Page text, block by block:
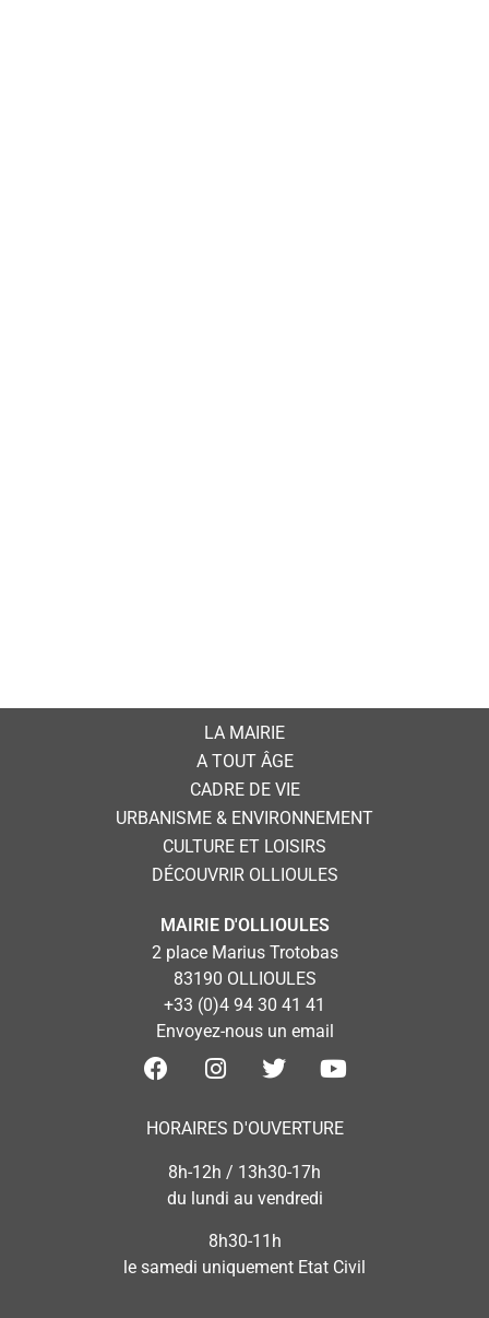
LA MAIRIE
A TOUT ÂGE
CADRE DE VIE
URBANISME & ENVIRONNEMENT
CULTURE ET LOISIRS
DÉCOUVRIR OLLIOULES
MAIRIE D'OLLIOULES
2 place Marius Trotobas
83190 OLLIOULES
+33 (0)4 94 30 41 41
Envoyez-nous un email
HORAIRES D'OUVERTURE
8h-12h / 13h30-17h
du lundi au vendredi
8h30-11h
le samedi uniquement Etat Civil